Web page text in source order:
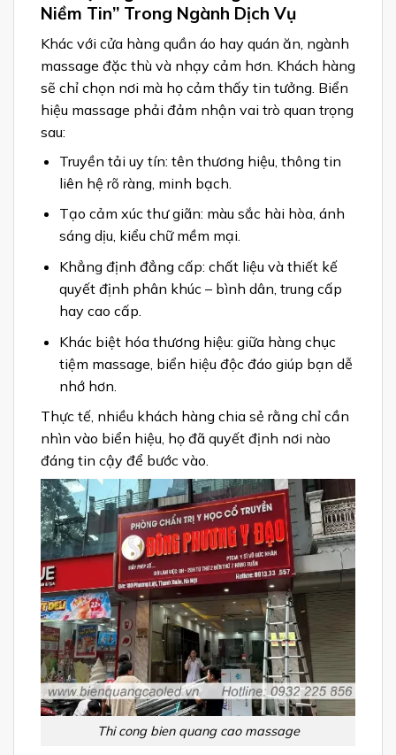
Niềm Tin” Trong Ngành Dịch Vụ
Khác với cửa hàng quần áo hay quán ăn, ngành
massage đặc thù và nhạy cảm hơn. Khách hàng
sẽ chỉ chọn nơi mà họ cảm thấy tin tưởng. Biển
hiệu massage phải đảm nhận vai trò quan trọng
sau:
Truyền tải uy tín: tên thương hiệu, thông tin
liên hệ rõ ràng, minh bạch.
Tạo cảm xúc thư giãn: màu sắc hài hòa, ánh
sáng dịu, kiểu chữ mềm mại.
Khẳng định đẳng cấp: chất liệu và thiết kế
quyết định phân khúc – bình dân, trung cấp
hay cao cấp.
Khác biệt hóa thương hiệu: giữa hàng chục
tiệm massage, biển hiệu độc đáo giúp bạn dễ
nhớ hơn.
Thực tế, nhiều khách hàng chia sẻ rằng chỉ cần
nhìn vào biển hiệu, họ đã quyết định nơi nào
đáng tin cậy để bước vào.
Thi cong bien quang cao massage